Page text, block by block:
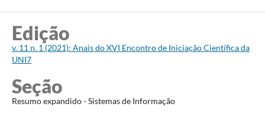
Edição
v. 11 n. 1 (2021): Anais do XVI Encontro de Iniciação Científica da
UNI7
Seção
Resumo expandido - Sistemas de Informação